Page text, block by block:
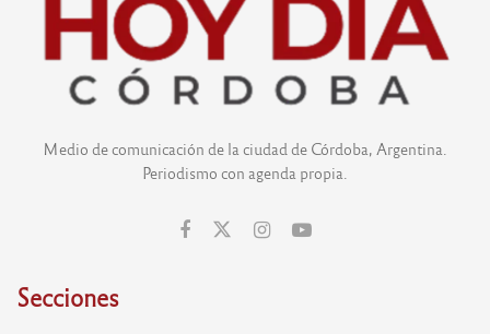
Medio de comunicación de la ciudad de Córdoba, Argentina.
Periodismo con agenda propia.
Secciones